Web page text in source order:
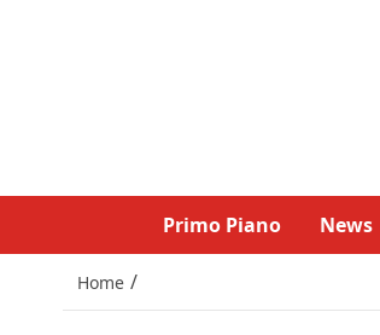
Primo Piano News
Home /